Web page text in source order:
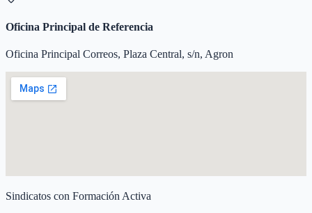
Oficina Principal de Referencia
Oficina Principal Correos, Plaza Central, s/n, Agron
Sindicatos con Formación Activa